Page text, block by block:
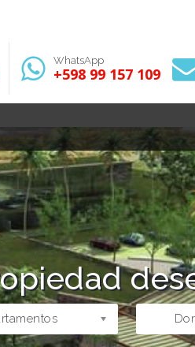
WhatsApp
+598 99 157 109